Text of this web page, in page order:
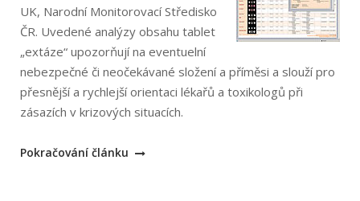
UK, Narodní Monitorovací Středisko
ČR. Uvedené analýzy obsahu tablet
„extáze“ upozorňují na eventuelní
nebezpečné či neočekávané složení a příměsi a slouží pro
přesnější a rychlejší orientaci lékařů a toxikologů při
zásazích v krizových situacích.
„Databáze
Pokračování článku